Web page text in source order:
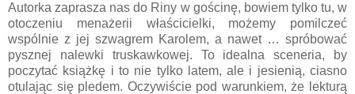
Autorka zaprasza nas do Riny w gościnę, bowiem tylko tu, w
otoczeniu menażerii właścicielki, możemy pomilczeć
wspólnie z jej szwagrem Karolem, a nawet … spróbować
pysznej nalewki truskawkowej. To idealna sceneria, by
poczytać książkę i to nie tylko latem, ale i jesienią, ciasno
otulając się pledem. Oczywiście pod warunkiem, że lekturą